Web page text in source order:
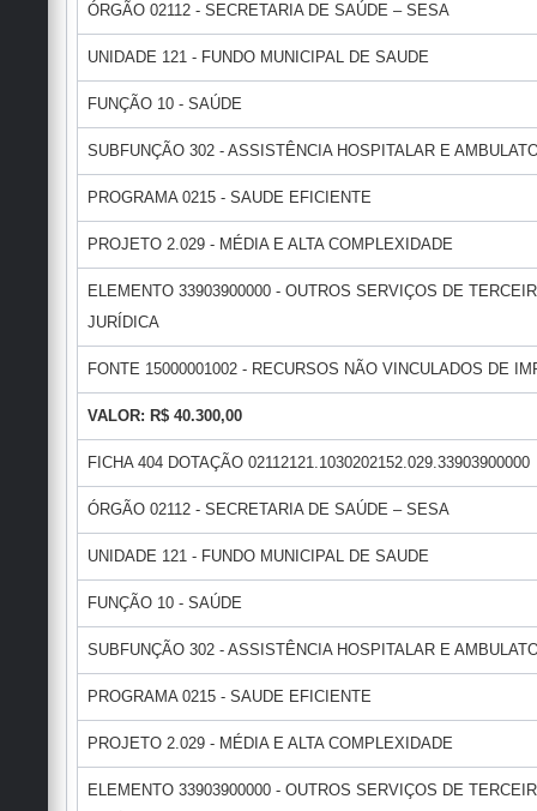
ÓRGÃO 02112 - SECRETARIA DE SAÚDE – SESA
UNIDADE 121 - FUNDO MUNICIPAL DE SAUDE
FUNÇÃO 10 - SAÚDE
SUBFUNÇÃO 302 - ASSISTÊNCIA HOSPITALAR E
PROGRAMA 0215 - SAUDE EFICIENTE
PROJETO 2.029 - MÉDIA E ALTA COMPLEXIDADE
ELEMENTO 33903900000 - OUTROS SERVIÇOS DE
JURÍDICA
FONTE 15000001002 - RECURSOS NÃO VINCULADOS DE
VALOR: R$ 40.300,00
FICHA 404 DOTAÇÃO 02112121.1030202152.029.33903900000
ÓRGÃO 02112 - SECRETARIA DE SAÚDE – SESA
UNIDADE 121 - FUNDO MUNICIPAL DE SAUDE
FUNÇÃO 10 - SAÚDE
SUBFUNÇÃO 302 - ASSISTÊNCIA HOSPITALAR E
PROGRAMA 0215 - SAUDE EFICIENTE
PROJETO 2.029 - MÉDIA E ALTA COMPLEXIDADE
ELEMENTO 33903900000 - OUTROS SERVIÇOS DE